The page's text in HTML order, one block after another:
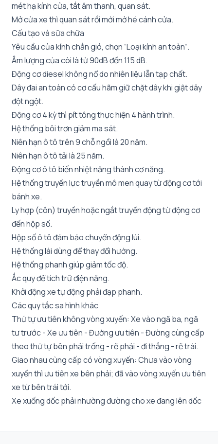
mét hạ kính cửa, tắt âm thanh, quan sát.
Mở cửa xe thì quan sát rồi mới mở hé cánh cửa.
Cấu tạo và sữa chữa
Yêu cầu của kính chắn gió, chọn “Loại kính an toàn“.
Âm lượng của còi là từ 90dB đến 115 dB.
Động cơ diesel không nổ do nhiên liệu lẫn tạp chất.
Dây đai an toàn có cơ cấu hãm giữ chặt dây khi giật dây
đột ngột.
Động cơ 4 kỳ thì pít tông thực hiện 4 hành trình.
Hệ thống bôi trơn giảm ma sát.
Niên hạn ô tô trên 9 chỗ ngồi là 20 năm.
Niên hạn ô tô tải là 25 năm.
Động cơ ô tô biến nhiệt năng thành cơ năng.
Hệ thống truyền lực truyền mô men quay từ động cơ tới
bánh xe.
Ly hợp (côn) truyền hoặc ngắt truyền động từ động cơ
đến hộp số.
Hộp số ô tô đảm bảo chuyển động lùi.
Hệ thống lái dùng để thay đổi hướng.
Hệ thống phanh giúp giảm tốc độ.
Ắc quy để tích trữ điện năng.
Khởi động xe tự động phải đạp phanh.
Các quy tắc sa hình khác
Thứ tự ưu tiên không vòng xuyến: Xe vào ngã ba, ngã
tư trước - Xe ưu tiên - Đường ưu tiên - Đường cùng cấp
theo thứ tự bên phải trống - rẽ phải - đi thẳng - rẽ trái.
Giao nhau cùng cấp có vòng xuyến: Chưa vào vòng
xuyến thì ưu tiên xe bên phải; đã vào vòng xuyến ưu tiên
xe từ bên trái tới.
Xe xuống dốc phải nhường đường cho xe đang lên dốc